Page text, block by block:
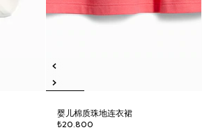
婴儿棉质珠地连衣裙
₺20.800